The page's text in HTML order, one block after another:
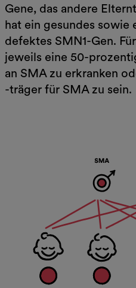
Gene, das andere
hat ein gesundes sowie
defektes SMN1-Gen.
jeweils eine 50-
an SMA zu erkranken
-träger für SMA zu sein.